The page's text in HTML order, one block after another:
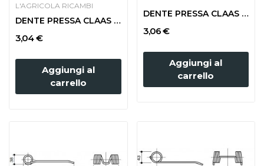
L'AGRICOLA RICAMBI
DENTE PRESSA CLAAS foro 8 FILO mm 6
3,04 €
Aggiungi al
carrello
DENTE PRESSA CLAAS foro 10
3,06 €
Aggiungi al
carrello